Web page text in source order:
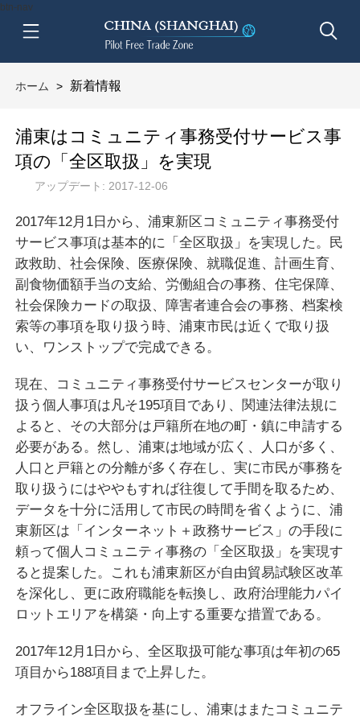
btn-nav
ホーム > 新着情報
浦東はコミュニティ事務受付サービス事
項の「全区取扱」を実現
アップデート: 2017-12-06
2017年12月1日から、浦東新区コミュニティ事務受付
サービス事項は基本的に「全区取扱」を実現した。民
政救助、社会保険、医療保険、就職促進、計画生育、
副食物価額手当の支給、労働組合の事務、住宅保障、
社会保険カードの取扱、障害者連合会の事務、档案検
索等の事項を取り扱う時、浦東市民は近くで取り扱
い、ワンストップで完成できる。
現在、コミュニティ事務受付サービスセンターが取り
扱う個人事項は凡そ195項目であり、関連法律法規に
よると、その大部分は戸籍所在地の町・鎮に申請する
必要がある。然し、浦東は地域が広く、人口が多く、
人口と戸籍との分離が多く存在し、実に市民が事務を
取り扱うにはややもすれば往復して手間を取るため、
データを十分に活用して市民の時間を省くように、浦
東新区は「インターネット＋政務サービス」の手段に
頼って個人コミュニティ事務の「全区取扱」を実現す
ると提案した。これも浦東新区が自由貿易試験区改革
を深化し、更に政府職能を転換し、政府治理能力パイ
ロットエリアを構築・向上する重要な措置である。
2017年12月1日から、全区取扱可能な事項は年初の65
項目から188項目まで上昇した。
オフライン全区取扱を基にし、浦東はまたコミュニテ